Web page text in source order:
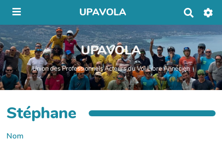
UPAVOLA
c
h
r
c
h
e
UPAVOLA
Union des Professionnels Acteurs du Vol Libre Annécien
Stéphane
Nom